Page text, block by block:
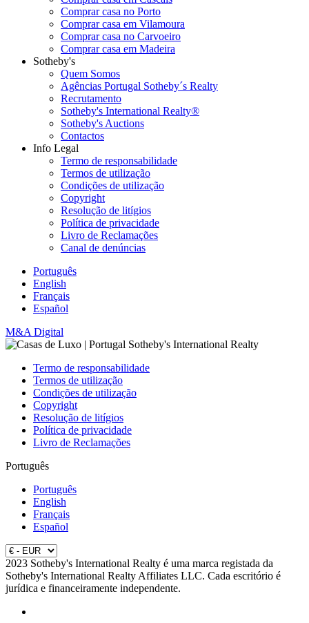
Comprar casa no Porto
Comprar casa em Vilamoura
Comprar casa no Carvoeiro
Comprar casa em Madeira
Sotheby's
Quem Somos
Agências Portugal Sotheby´s Realty
Recrutamento
Sotheby's International Realty®
Sotheby's Auctions
Contactos
Info Legal
Termo de responsabilidade
Termos de utilização
Condições de utilização
Copyright
Resolução de litígios
Política de privacidade
Livro de Reclamações
Canal de denúncias
Português
English
Français
Español
M&A Digital
Termo de responsabilidade
Termos de utilização
Condições de utilização
Copyright
Resolução de litígios
Política de privacidade
Livro de Reclamações
Português
Português
English
Français
Español
2023 Sotheby's International Realty é uma marca registada da
Sotheby's International Realty Affiliates LLC. Cada escritório é
jurídica e financeiramente independente.